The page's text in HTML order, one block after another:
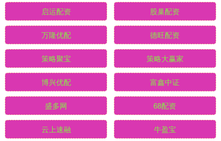
启运配资 股巢配资
万隆优配 德旺配资
策略聚宝 策略大赢家
博兴优配 富鑫中证
盛多网 68配资
云上速融 牛盈宝